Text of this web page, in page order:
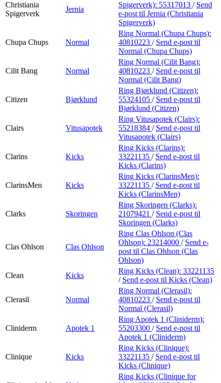
Christiania
Spigerverk
Jernia
Spigerverk): 55317013 / Send
e-post til Jernia (Christiania
Spigerverk)
Chupa Chups Normal
Ring Normal (Chupa Chups):
40810223 / Send e-post til
Normal (Chupa Chups)
Cilit Bang Normal
Ring Normal (Cilit Bang):
40810223 / Send e-post til
Normal (Cilit Bang)
Citizen Bjørklund
Ring Bjørklund (Citizen):
55324105 / Send e-post til
Bjørklund (Citizen)
Clairs Vitusapotek
Ring Vitusapotek (Clairs):
55218384 / Send e-post til
Vitusapotek (Clairs)
Clarins Kicks
Ring Kicks (Clarins):
33221135 / Send e-post til
Kicks (Clarins)
ClarinsMen Kicks
Ring Kicks (ClarinsMen):
33221135 / Send e-post til
Kicks (ClarinsMen)
Clarks Skoringen
Ring Skoringen (Clarks):
21079421 / Send e-post til
Skoringen (Clarks)
Clas Ohlson Clas Ohlson
Ring Clas Ohlson (Clas
Ohlson): 23214000 / Send e-
post til Clas Ohlson (Clas
Ohlson)
Clean
Kicks
Ring Kicks (Clean): 33221135
/ Send e-post til Kicks (Clean)
Clerasil Normal
Ring Normal (Clerasil):
40810223 / Send e-post til
Normal (Clerasil)
Cliniderm Apotek 1
Ring Apotek 1 (Cliniderm):
55203300 / Send e-post til
Apotek 1 (Cliniderm)
Clinique Kicks
Ring Kicks (Clinique):
33221135 / Send e-post til
Kicks (Clinique)
Ring Kicks (Clinique for